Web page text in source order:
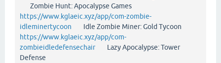
Zombie Hunt: Apocalypse Games
https://www.kglaeic.xyz/app/com-zombie-
idleminertycoon Idle Zombie Miner: Gold Tycoon
https://www.kglaeic.xyz/app/com-
zombieidledefensechairLazy Apocalypse: Tower
Defense